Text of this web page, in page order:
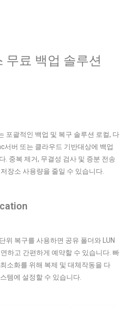
무료 백업 솔루션
포괄적인 백업 및 복구 솔루션 로컬, 다
서버 또는 클라우드 기반대상에 백업
. 중복 제거, 무결성 검사 및 증분 전송
장소 사용량을 줄일 수 있습니다.
위 복구를 사용하면 공유 폴더와 LUN
하고 간편하게 예약할 수 있습니다. 빠
소화를 위해 복제 및 대체작동을 다
템에 설정할 수 있습니다.